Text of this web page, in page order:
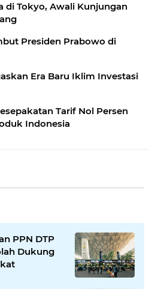
di Tokyo, Awali Kunjungan
Presiden Prabowo di
Era Baru Iklim Investasi
Tarif Nol Persen
Indonesia
PPN DTP
Dukung